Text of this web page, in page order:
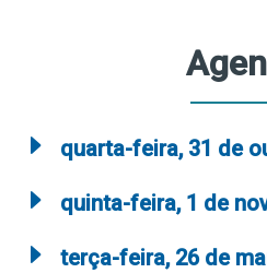
quarta-feira, 31 de
quinta-feira, 1 de
terça-feira, 26 de